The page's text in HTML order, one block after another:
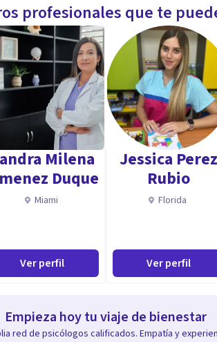
Psicopedagógico de Estudiantes con
Personal, Autoestima e Inteligencia
y empresarial para el desarrollo de
Educación Especial:
individual y diferencial para
la diferencia..."
profesionales que te
Milena
Duque
Miami
Ver perfil
Jessica Perez
Rubio
Florida
Ver perfil
Empieza hoy tu viaje de bienestar
red de psicólogos calificados. Empatía y